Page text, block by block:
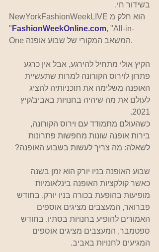
בשידור חי.
NewYorkFashionWeekLIVE הוא חלק מ
" FashionWeekOnline.com, "All-in-
One המשאב המקורי של שבוע אופנה.
הקיץ אולי מתחיל להירגע, אבל אין כרגע
פתרון לוירוס הקורונה למרות שתעשיית
האופנה משלימה את תוכניותיה להציג
לעולם את מה שיהיה בחנויות באביב/קיץ
2021.
כשהעולם מתמודד עם וירוס הקורונה,
בירות אופנה שונות מחפשות פתרונות
לשאלה: מה צריך לעשות בשבוע האופנה?
שבוע האופנה בניו יורק הוא זמן בשנה
כאשר קולקציות האופנה בינלאומיות
מופיעות בהופעת בכורה בניו יורק. בחודש
פברואר, המעצבים מציגים אוספים
האמורים להופיע בחנויות בסתיו. בחודש
ספטמבר, המעצבים מציגים אוספים
המגיעים לחנויות באביב.